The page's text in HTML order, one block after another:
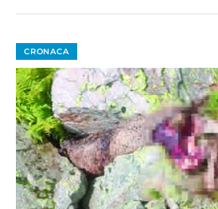
CRONACA